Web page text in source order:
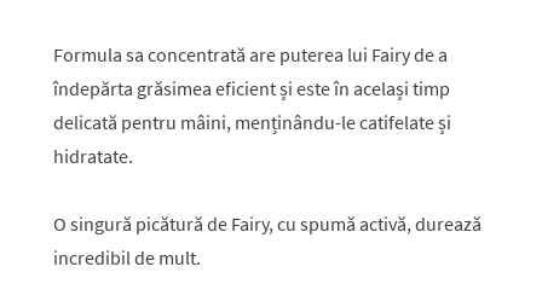
Formula sa concentrată are puterea lui Fairy de a
îndepărta grăsimea eficient și este în același timp
delicată pentru mâini, menținându-le catifelate și
hidratate.
O singură picătură de Fairy, cu spumă activă, durează
incredibil de mult.